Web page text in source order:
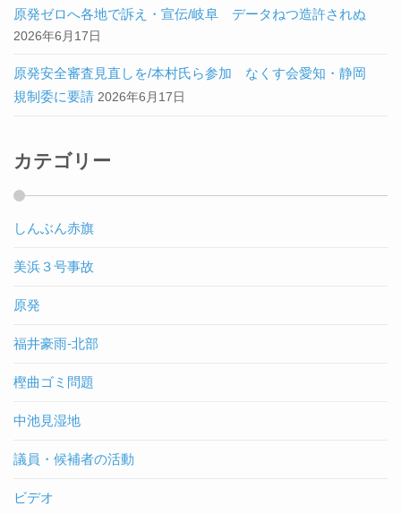
原発ゼロへ各地で訴え・宣伝/岐阜 データねつ造許されぬ
2026年6月17日
原発安全審査見直しを/本村氏ら参加 なくす会愛知・静岡
規制委に要請 2026年6月17日
カテゴリー
しんぶん赤旗
美浜３号事故
原発
福井豪雨-北部
樫曲ゴミ問題
中池見湿地
議員・候補者の活動
ビデオ